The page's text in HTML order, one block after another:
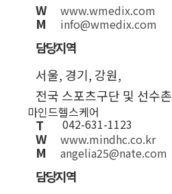
W www.wmedix.com
M info@wmedix.com
담당지역
서울, 경기, 강원,
전국 스포츠구단 및 선수촌
마인드헬스케어
T 042-631-1123
W www.mindhc.co.kr
M angelia25@nate.com
담당지역